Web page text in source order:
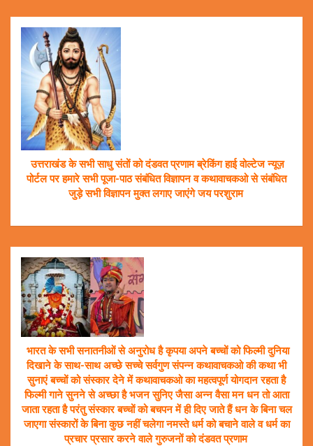
उत्तराखंड के सभी साधु संतों को दंडवत प्रणाम ब्रेकिंग हाई वोल्टेज न्यूज़
पोर्टल पर हमारे सभी पूजा-पाठ संबंधित विज्ञापन व कथावाचकओ से संबंधित
जुड़े सभी विज्ञापन मुक्त लगाए जाएंगे जय परशुराम
भारत के सभी सनातनीओं से अनुरोध है कृपया अपने बच्चों को फिल्मी दुनिया
दिखाने के साथ-साथ अच्छे सच्चे सर्वगुण संपन्न कथावाचकओ की कथा भी
सुनाएं बच्चों को संस्कार देने में कथावाचकओ का महत्वपूर्ण योगदान रहता है
फिल्मी गाने सुनने से अच्छा है भजन सुनिए जैसा अन्न वैसा मन धन तो आता
जाता रहता है परंतु संस्कार बच्चों को बचपन में ही दिए जाते हैं धन के बिना चल
जाएगा संस्कारों के बिना कुछ नहीं चलेगा नमस्ते धर्म को बचाने वाले व धर्म का
प्रचार प्रसार करने वाले गुरुजनों को दंडवत प्रणाम